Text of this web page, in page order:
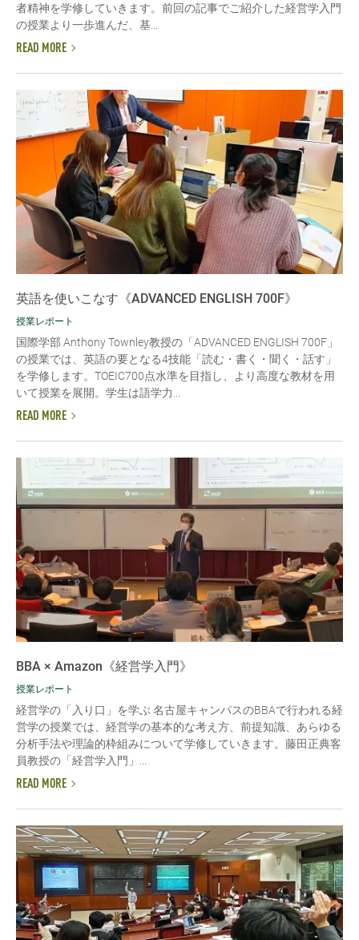
者精神を学修していきます。前回の記事でご紹介した経営学入門
の授業より一歩進んだ、基...
READ MORE
英語を使いこなす《ADVANCED ENGLISH 700F》
授業レポート
国際学部 Anthony Townley教授の「ADVANCED ENGLISH 700F」
の授業では、英語の要となる4技能「読む・書く・聞く・話す」
を学修します。TOEIC700点水準を目指し、より高度な教材を用
いて授業を展開。学生は語学力...
READ MORE
BBA × Amazon《経営学入門》
授業レポート
経営学の「入り口」を学ぶ 名古屋キャンパスのBBAで行われる経
営学の授業では、経営学の基本的な考え方、前提知識、あらゆる
分析手法や理論的枠組みについて学修していきます。藤田正典客
員教授の「経営学入門」...
READ MORE